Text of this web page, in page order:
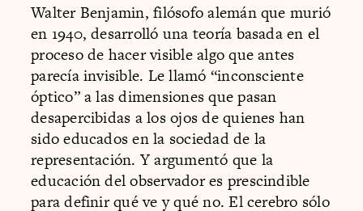
Walter Benjamin, filósofo alemán que murió
en 1940, desarrolló una teoría basada en el
proceso de hacer visible algo que antes
parecía invisible. Le llamó “inconsciente
óptico” a las dimensiones que pasan
desapercibidas a los ojos de quienes han
sido educados en la sociedad de la
representación. Y argumentó que la
educación del observador es prescindible
para definir qué ve y qué no. El cerebro sólo